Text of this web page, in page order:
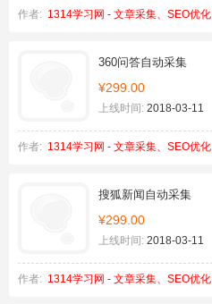
作者: 1314学习网 - 文章采集、SEO优化
360问答自动采集
¥299.00
上线时间: 2018-03-11
作者: 1314学习网 - 文章采集、SEO优化
搜狐新闻自动采集
¥299.00
上线时间: 2018-03-11
作者: 1314学习网 - 文章采集、SEO优化